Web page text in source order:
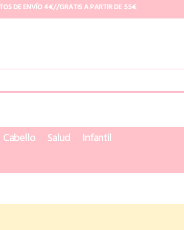
DE ENVÍO 4€//GRATIS A PARTIR DE 55€
Cabello Salud Infantil